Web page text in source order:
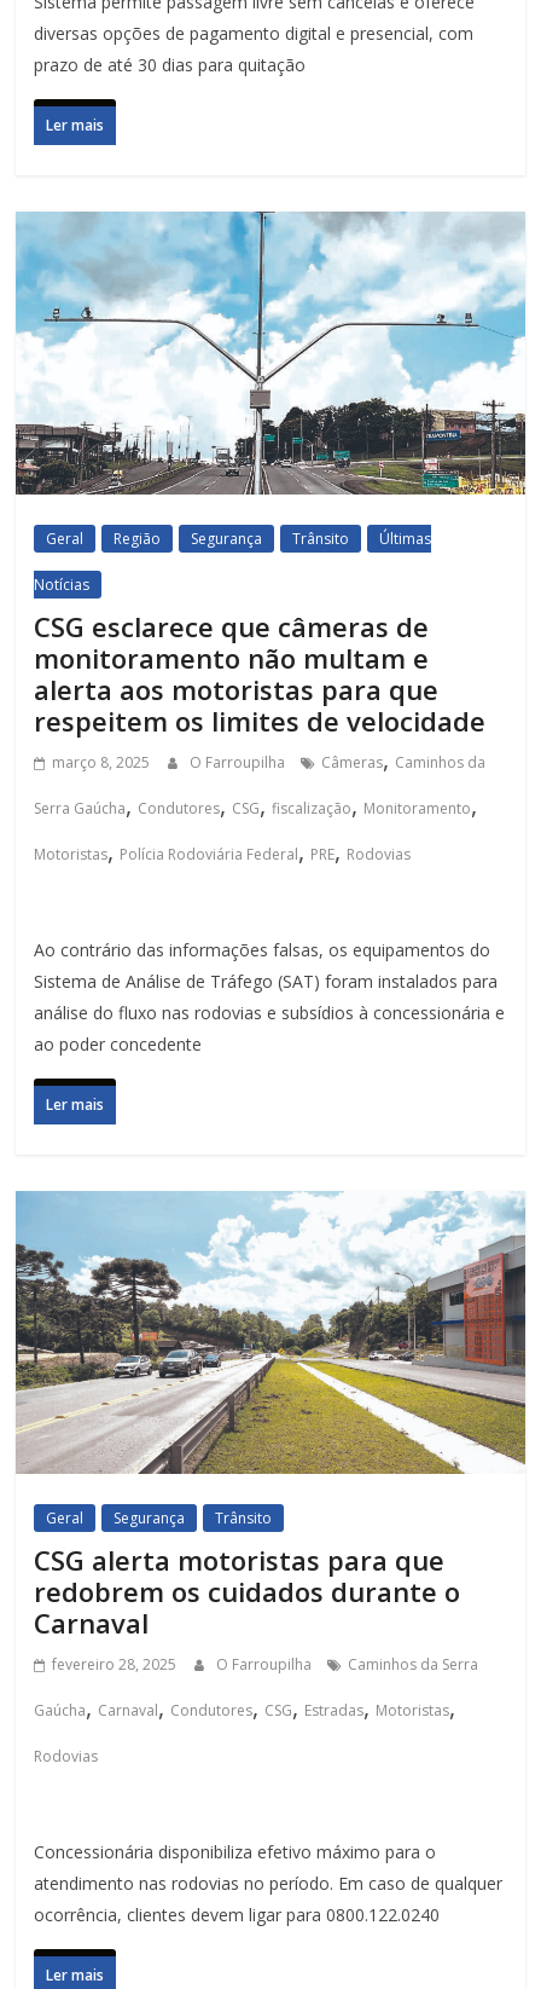
diversas opções de pagamento digital e presencial, com
prazo de até 30 dias para quitação
Ler mais
Geral Região Segurança Trânsito Últimas
Notícias
CSG esclarece que câmeras de
monitoramento não multam e
alerta aos motoristas para que
respeitem os limites de velocidade
março 8, 2025 O Farroupilha Câmeras, Caminhos da
Serra Gaúcha, Condutores, CSG,fiscalização, Monitoramento,
Motoristas, Polícia Rodoviária Federal, PRE, Rodovias
Ao contrário das informações falsas, os equipamentos do
Sistema de Análise de Tráfego (SAT) foram instalados para
análise do fluxo nas rodovias e subsídios à concessionária e
ao poder concedente
Ler mais
Geral Segurança Trânsito
CSG alerta motoristas para que
redobrem os cuidados durante o
Carnaval
fevereiro 28, 2025 O Farroupilha Caminhos da Serra
Gaúcha, Carnaval, Condutores, CSG, Estradas, Motoristas,
Rodovias
Concessionária disponibiliza efetivo máximo para o
atendimento nas rodovias no período. Em caso de qualquer
ocorrência, clientes devem ligar para 0800.122.0240
Ler mais